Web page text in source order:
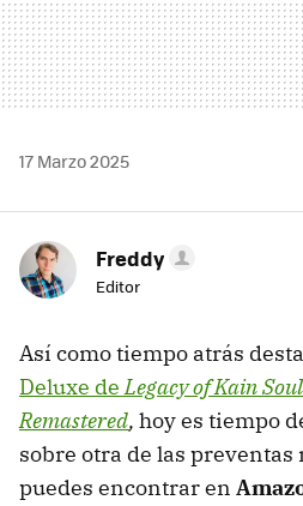
17 Marzo 2025
Freddy
Editor
Así como tiempo atrás
Deluxe deLegacy of Kain
Remastered, hoy es tiempo
sobre otra de las preventas
puedes encontrar en